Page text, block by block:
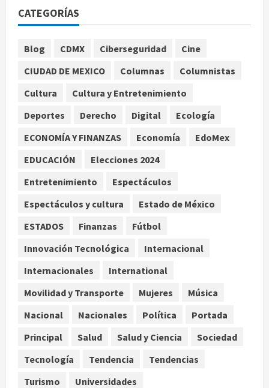
Cuernavaca
Fallece Jorge Messi, padre y
representante de Lionel Messi, en
agosto 8, 2026
Nacional
Alejandro Moreno critica la
control y señala incongruencia en
4
España impone controles
fronterizos a viajeros de Italia por
agosto 8, 2026
influencer que documentó su lucha
contra el cáncer
CATEGORÍAS
Blog CDMX Ciberseguridad
Cine
CIUDAD DE MEXICO
Columnas
Columnistas
Cultura
Cultura y Entretenimiento
Deportes
Derecho Digital
Ecología
ECONOMÍA Y FINANZAS
Economía
EdoMex
EDUCACIÓN
Elecciones 2024
Entretenimiento
Espectáculos
Espectáculos y cultura
Estado de México
ESTADOS
Finanzas
Fútbol
Innovación Tecnológica
Internacional
Internacionales
International
Movilidad y Transporte
Mujeres
Música
Nacional
Nacionales Política
Portada
Principal
Salud Salud y Ciencia
Sociedad
Tecnología
Tendencia
Tendencias
Turismo
Universidades